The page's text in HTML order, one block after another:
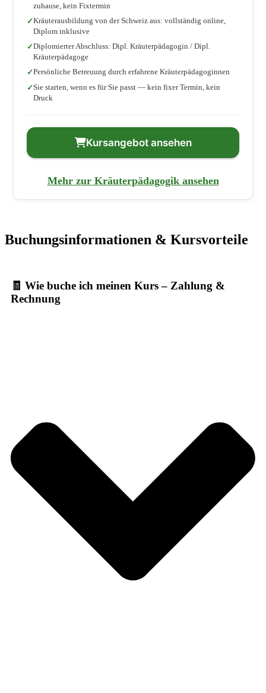
zuhause, kein Fixtermin
Kräuterausbildung von der Schweiz aus: vollständig online,
Diplom inklusive
Diplomierter Abschluss: Dipl. Kräuterpädagogin / Dipl.
Kräuterpädagoge
Persönliche Betreuung durch erfahrene Kräuterpädagoginnen
Sie starten, wenn es für Sie passt — kein fixer Termin, kein
Druck
Kursangebot ansehen
Mehr zur Kräuterpädagogik ansehen
Buchungsinformationen & Kursvorteile
🧾 Wie buche ich meinen Kurs – Zahlung &
Rechnung